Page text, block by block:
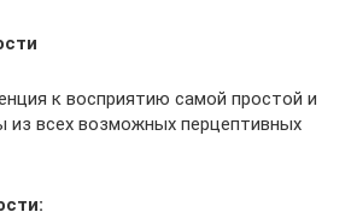
к восприятию самой простой и
из всех возможных перцептивных